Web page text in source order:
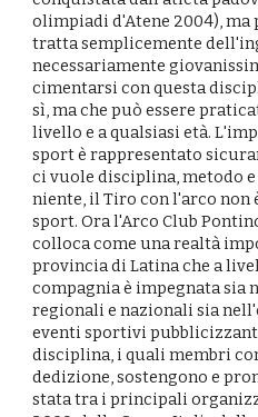
olimpiadi d'Atene 2004),
tratta semplicemente
necessariamente
cimentarsi con questa
sì, ma che può essere
livello e a qualsiasi età.
sport è rappresentato
ci vuole disciplina, metodo
niente, il Tiro con l'arco
sport. Ora l'Arco Club
colloca come una realtà
provincia di Latina che a
compagnia è impegnata sia
regionali e nazionali sia
eventi sportivi
disciplina, i quali membri
dedizione, sostengono e
stata tra i principali